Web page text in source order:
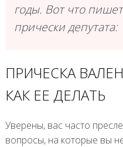
годы. Вот что
прически депутата:
ПРИЧЕСКА
КАК ЕЕ ДЕЛАТЬ
Уверены, вас часто
вопросы, на которые вы